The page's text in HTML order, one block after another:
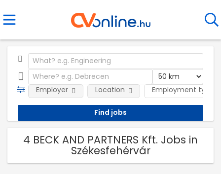
Employment type
Employer Location
4 BECK AND PARTNERS Kft. Jobs in
Székesfehérvár